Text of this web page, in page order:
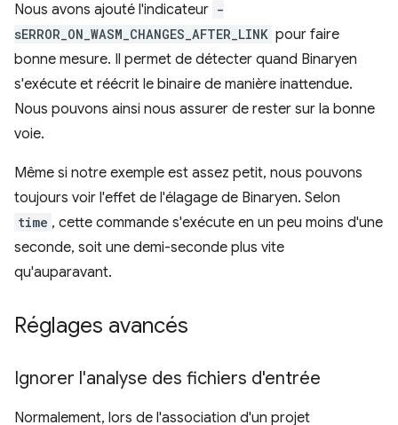
Nous avons ajouté l'indicateur -
sERROR_ON_WASM_CHANGES_AFTER_LINK pour faire
bonne mesure. Il permet de détecter quand Binaryen
s'exécute et réécrit le binaire de manière inattendue.
Nous pouvons ainsi nous assurer de rester sur la bonne
voie.
Même si notre exemple est assez petit, nous pouvons
toujours voir l'effet de l'élagage de Binaryen. Selon
time , cette commande s'exécute en un peu moins d'une
seconde, soit une demi-seconde plus vite
qu'auparavant.
Réglages avancés
Ignorer l'analyse des fichiers d'entrée
Normalement, lors de l'association d'un projet